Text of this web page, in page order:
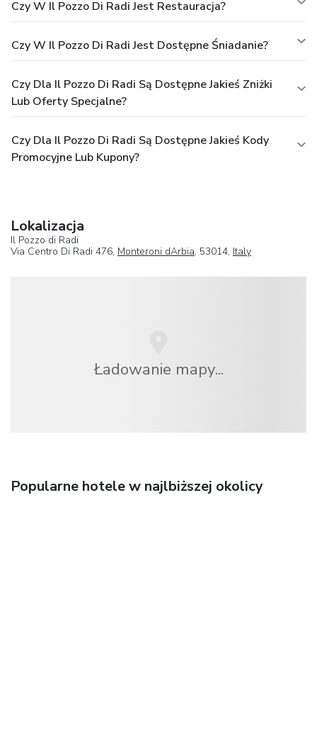
Czy W Il Pozzo Di Radi Jest Restauracja?
Czy W Il Pozzo Di Radi Jest Dostępne Śniadanie?
Czy Dla Il Pozzo Di Radi Są Dostępne Jakieś Zniżki
Lub Oferty Specjalne?
Czy Dla Il Pozzo Di Radi Są Dostępne Jakieś Kody
Promocyjne Lub Kupony?
Lokalizacja
Il Pozzo di Radi
Via Centro Di Radi 476, Monteroni dArbia, 53014, Italy
Ładowanie mapy...
Popularne hotele w najlbiższej okolicy